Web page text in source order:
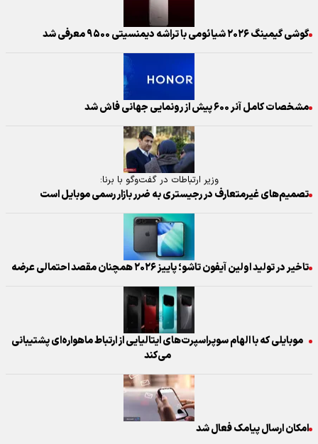
گوشی گیمینگ ۲۰۲۶ شیائومی با تراشه دیمنسیتی ۹۵۰۰ معرفی شد
مشخصات کامل آنر ۶۰۰ پیش از رونمایی جهانی فاش شد
وزیر ارتباطات در گفت‌‌وگو با برنا:
تصمیم‌های غیرمتعارف در رجیستری به ضرر بازار رسمی موبایل است
تاخیر در تولید اولین آیفون تاشو؛ پاییز ۲۰۲۶ همچنان مقصد احتمالی عرضه
موبایلی که با الهام سوپراسپرت‌های ایتالیایی از ارتباط ماهواره‌ای پشتیبانی
می‌کند
امکان ارسال پیامک فعال شد